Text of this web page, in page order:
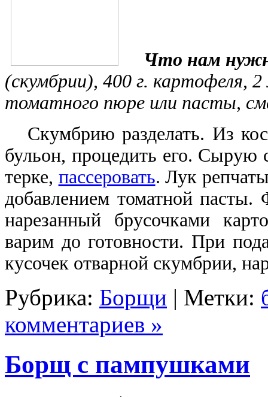
Что нам
(скумбрии), 400 г. картофеля, 2
томатного пюре или пасты,
Скумбрию разделать. Из
бульон, процедить его. Сырую
терке, пассеровать. Лук
добавлением томатной
нарезанный брусочками
варим до готовности. При
кусочек отварной скумбрии,
Рубрика: Борщи | Метки:
комментариев »
Борщ с пампушками